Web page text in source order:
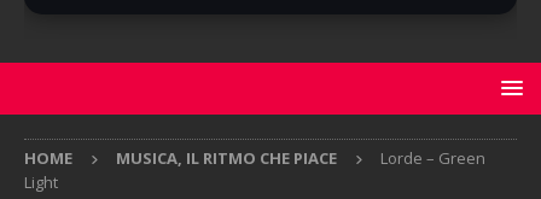
HOME MUSICA, IL RITMO CHE PIACE
Lorde – Green
Light